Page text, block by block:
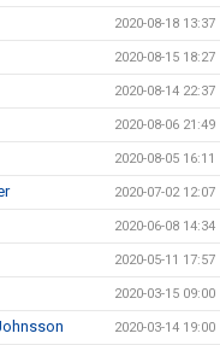
2020-08-18 13:37
2020-08-15 18:27
2020-08-14 22:37
2020-08-06 21:49
2020-08-05 16:11
2020-07-02 12:07
2020-06-08 14:34
2020-05-11 17:57
2020-03-15 09:00
2020-03-14 19:00